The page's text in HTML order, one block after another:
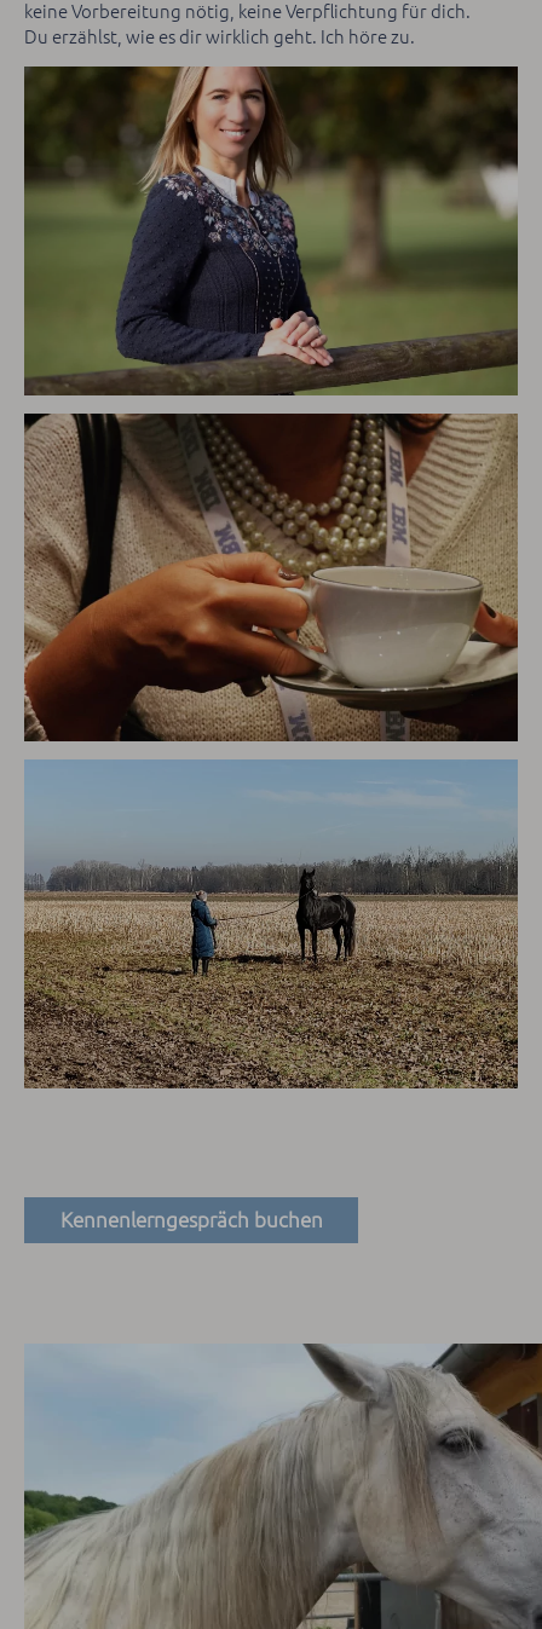
keine Vorbereitung nötig, keine Verpflichtung für dich.
Du erzählst, wie es dir wirklich geht. Ich höre zu.
Kennenlerngespräch buchen